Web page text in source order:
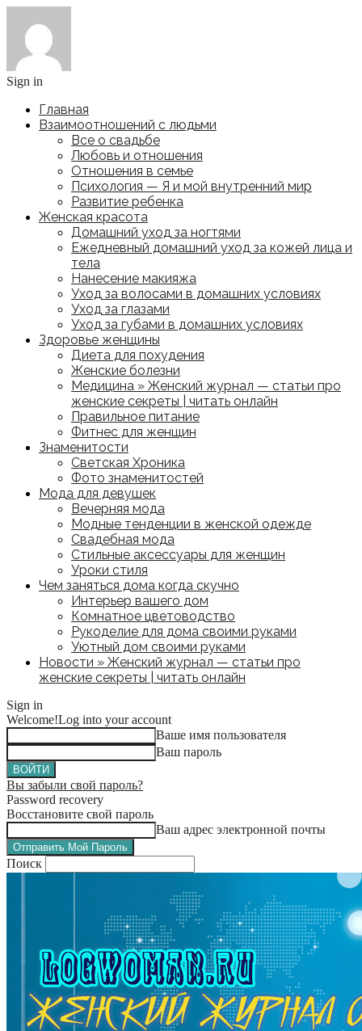
Sign in
Главная
Взаимоотношений с людьми
Все о свадьбе
Любовь и отношения
Отношения в семье
Психология — Я и мой внутренний мир
Развитие ребенка
Женская красота
Домашний уход за ногтями
Ежедневный домашний уход за кожей лица и
тела
Нанесение макияжа
Уход за волосами в домашних условиях
Уход за глазами
Уход за губами в домашних условиях
Здоровье женщины
Диета для похудения
Женские болезни
Медицина » Женский журнал — статьи про
женские секреты | читать онлайн
Правильное питание
Фитнес для женщин
Знаменитости
Светская Хроника
Фото знаменитостей
Мода для девушек
Вечерняя мода
Модные тенденции в женской одежде
Свадебная мода
Стильные аксессуары для женщин
Уроки стиля
Чем заняться дома когда скучно
Интерьер вашего дом
Комнатное цветоводство
Рукоделие для дома своими руками
Уютный дом своими руками
Новости » Женский журнал — статьи про
женские секреты | читать онлайн
Sign in
Welcome!Log into your account
Ваше имя пользователя
Ваш пароль
Вы забыли свой пароль?
Password recovery
Восстановите свой пароль
Ваш адрес электронной почты
Поиск